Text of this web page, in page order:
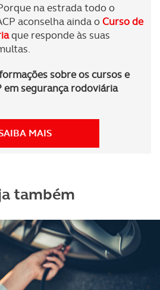
na estrada todo o
aconselha ainda oCurso de
que responde às suas
sobre os cursos e
em segurança rodoviária
MAIS
também